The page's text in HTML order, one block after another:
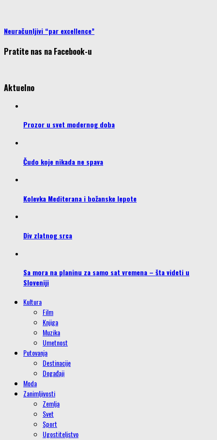
Neuračunljivi “par excellence”
Pratite nas na Facebook-u
Aktuelno
Prozor u svet modernog doba
Čudo koje nikada ne spava
Kolevka Mediterana i božanske lepote
Div zlatnog srca
Sa mora na planinu za samo sat vremena – šta videti u
Sloveniji
Kultura
Film
Knjiga
Muzika
Umetnost
Putovanja
Destinacije
Događaji
Moda
Zanimljivosti
Zemlja
Svet
Sport
Ugostiteljstvo